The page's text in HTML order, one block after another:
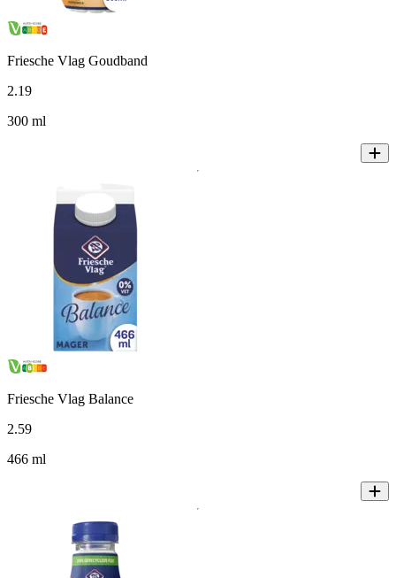
Friesche Vlag Goudband
2.19
300 ml
Friesche Vlag Balance
2.59
466 ml